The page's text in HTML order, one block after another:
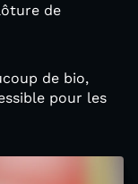
de
de bio,
pour les